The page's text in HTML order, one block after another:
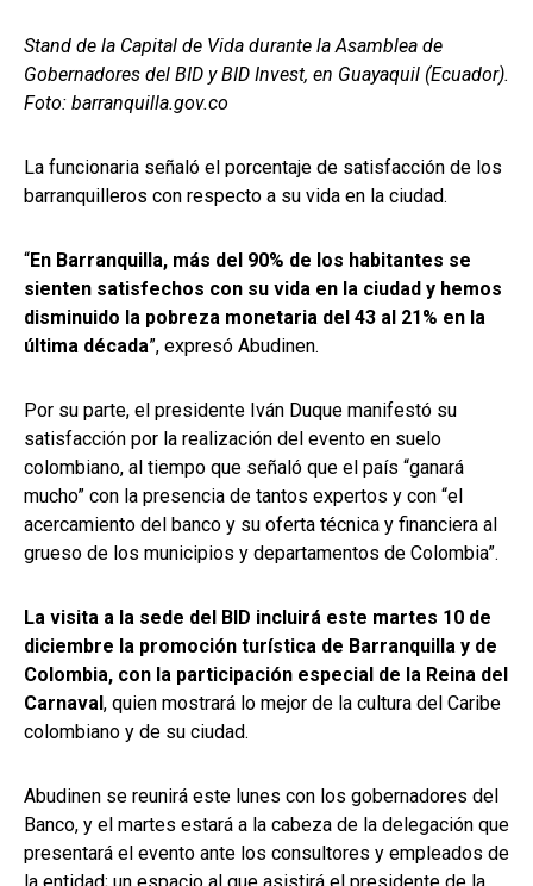
Stand de la Capital de Vida durante la Asamblea de
Gobernadores del BID y BID Invest, en Guayaquil (Ecuador).
Foto: barranquilla.gov.co
La funcionaria señaló el porcentaje de satisfacción de los
barranquilleros con respecto a su vida en la ciudad.
“En Barranquilla, más del 90% de los habitantes se
sienten satisfechos con su vida en la ciudad y hemos
disminuido la pobreza monetaria del 43 al 21% en la
última década”, expresó Abudinen.
Por su parte, el presidente Iván Duque manifestó su
satisfacción por la realización del evento en suelo
colombiano, al tiempo que señaló que el país “ganará
mucho” con la presencia de tantos expertos y con “el
acercamiento del banco y su oferta técnica y financiera al
grueso de los municipios y departamentos de Colombia”.
La visita a la sede del BID incluirá este martes 10 de
diciembre la promoción turística de Barranquilla y de
Colombia, con la participación especial de la Reina del
Carnaval, quien mostrará lo mejor de la cultura del Caribe
colombiano y de su ciudad.
Abudinen se reunirá este lunes con los gobernadores del
Banco, y el martes estará a la cabeza de la delegación que
presentará el evento ante los consultores y empleados de
la entidad; un espacio al que asistirá el presidente de la